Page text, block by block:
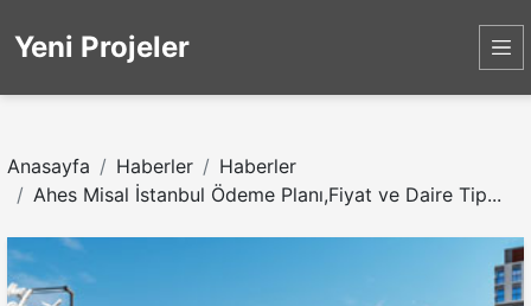
Yeni Projeler
Anasayfa Haberler
Haberler
Ahes Misal İstanbul Ödeme Planı,Fiyat ve Daire Tip...